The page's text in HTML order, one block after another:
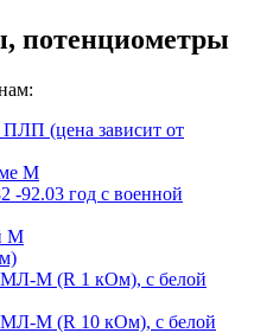
потенциометры
(цена зависит от
М
-92.03 год с военной
М
(R 1 кОм), с белой
(R 10 кОм), с белой